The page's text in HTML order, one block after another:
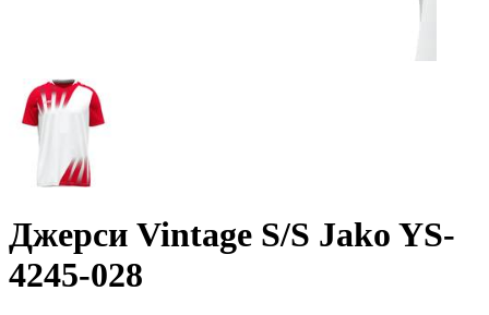
Джерси Vintage S/S Jako YS-
4245-028